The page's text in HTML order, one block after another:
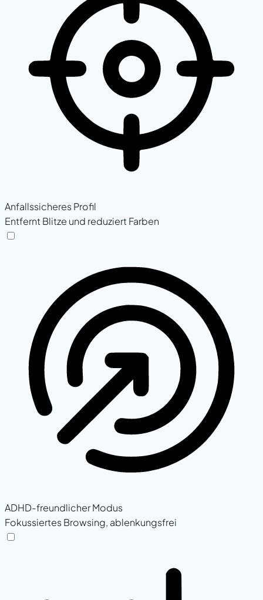
Anfallssicheres Profil
Entfernt Blitze und reduziert Farben
ADHD-freundlicher Modus
Fokussiertes Browsing, ablenkungsfrei